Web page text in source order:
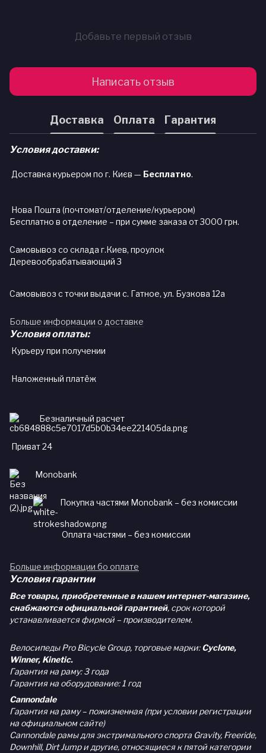
Добавьте первый отзыв
Написать отзыв
Доставка Оплата Гарантия
Условия доставки:
Доставка курьером по г. Києв — Бесплатно.
Нова Пошта (почтомат/отделение/курьером)
Бесплатно в отделение – при сумме заказа от 3000 грн.
Самовывоз со склада г.Киев, проулок
Деревообрабатывающий 3
Самовывоз с точки выдачи с. Гатное, ул. Бузкова 12а
Больше информации о доставке
Условия оплаты:
Курьеру при получении
Наложенный платёж
Безналичный расчет
Приват 24
Monobank
Покупка частями Monobank – без комиссии
Оплата частями – без комиссии
Больше информации бо оплате
Условия гарантии
Все товары, приобретенные в нашем интернет-магазине,
снабжаются официальной гарантией, срок которой
устанавливается фирмой – производителем.
Велосипеды Pro Bicycle Group, торговые марки:Cyclone,
Winner, Kinetic.
Гарантия на раму: 3 года
Гарантия на оборудование: 1 год
Cannondale
Гарантия на раму – пожизненная (при условии регистрации
на официальном сайте)
Cannondale рамы для экстримального спорта Gravity, Freeride,
Downhill, Dirt Jump и другие, относящиеся к пятой категории